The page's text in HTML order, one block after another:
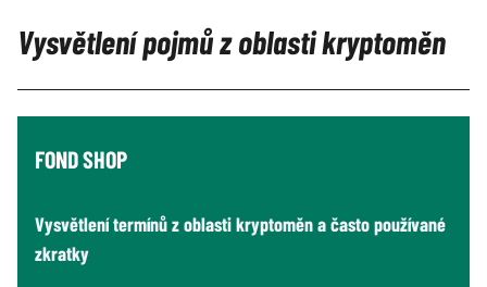
Vysvětlení pojmů z oblasti kryptoměn
FOND SHOP
Vysvětlení termínů z oblasti kryptoměn a často používané
zkratky